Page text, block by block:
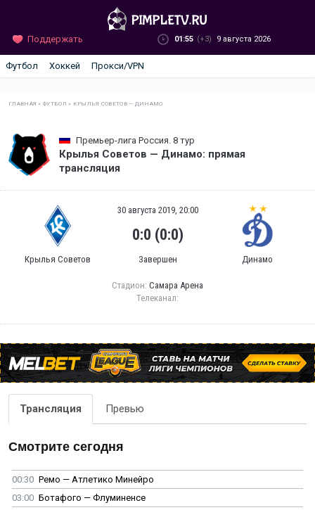
Поддержать 01:55 (+3) 9 августа 2026
Футбол Хоккей Прокси/VPN
ГЛАВНАЯ »ФУТБОЛ » КРЫЛЬЯ СОВЕТОВ — ДИНАМО
Премьер-лига Россия. 8 тур
Крылья Советов — Динамо: прямая
трансляция
Крылья Советов
30 августа 2019, 20:00
0:0 (0:0)
Завершен Динамо
Стадион: Самара Арена
Телеканал:
Трансляция Превью
Смотрите сегодня
00:30 Ремо — Атлетико Минейро
03:00 Ботафого — Флуминенсе